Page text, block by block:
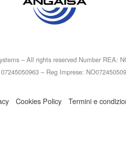
– All rights reserved Number REA:
– Reg Imprese:
Cookies Policy Termini e